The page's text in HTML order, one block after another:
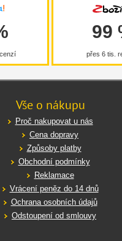
99
přes 6 tis.
Vše o nákupu
Proč nakupovat u nás
Cena dopravy
Způsoby platby
Obchodní podmínky
Reklamace
Vrácení peněz do 14 dnů
Ochrana osobních údajů
Odstoupení od smlouvy